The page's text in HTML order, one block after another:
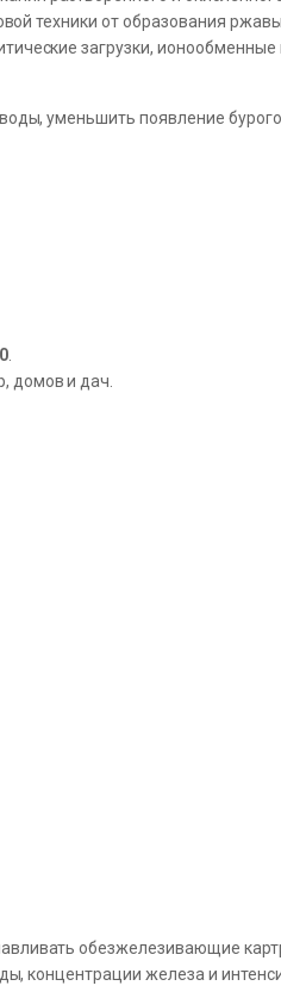
техники от образования
загрузки,
уменьшить появление
.
домов и дач.
обезжелезивающие
концентрации железа и